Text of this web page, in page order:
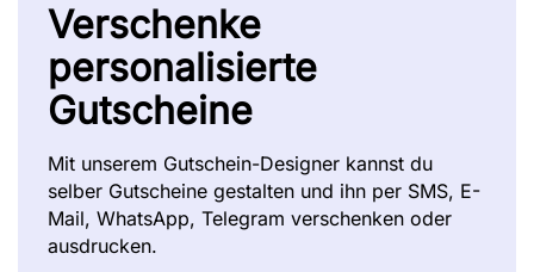
Verschenke
personalisierte
Gutscheine
Mit unserem Gutschein-Designer kannst du
selber Gutscheine gestalten und ihn per SMS, E-
Mail, WhatsApp, Telegram verschenken oder
ausdrucken.